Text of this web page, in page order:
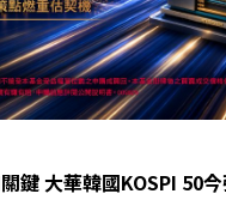
鍵 大華韓國KOSPI 50